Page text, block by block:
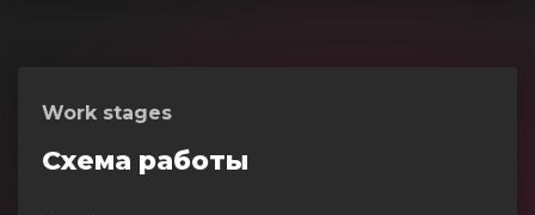
Work stages
Схема работы